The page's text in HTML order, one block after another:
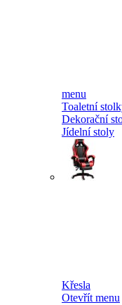
menu
Toaletní
Dekorační
Jídelní stoly
Křesla
Otevřít menu